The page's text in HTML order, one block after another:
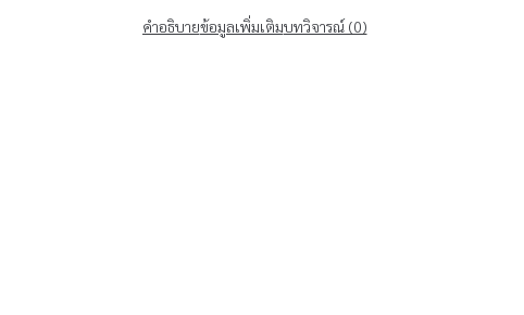
คำอธิบายข้อมูลเพิ่มเติมบทวิจารณ์ (0)